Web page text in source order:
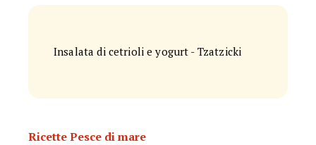
Insalata di cetrioli e yogurt - Tzatzicki
Ricette Pesce di mare